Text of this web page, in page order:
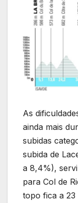
As
ainda mais
subidas
subida de
a 8,4%),
para Col de
topo fica a 23